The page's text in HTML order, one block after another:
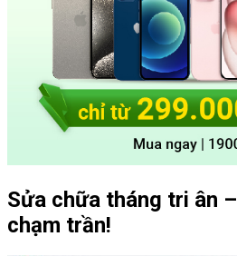
Sửa chữa tháng tri ân
chạm trần!